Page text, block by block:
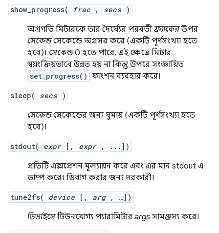
show_progress( frac , secs )
অগ্রগতি মিটারকে তার দৈর্ঘ্যের পরবর্তী ফ্র্যাকেরউপর
সেকেন্ডসেকেন্ডে অগ্রসর করে (একটি পূর্ণসংখ্যা হতে
হবে)। সেকেন্ড0 হতে পারে, এই ক্ষেত্রে মিটার
স্বয়ংক্রিয়ভাবে উন্নত হয় না কিন্তু উপরে সংজ্ঞায়িত
set_progress() ফাংশন ব্যবহার করে।
sleep( secs )
সেকেন্ডসেকেন্ডের জন্য ঘুমায় (একটি পূর্ণসংখ্যা হতে
হবে)।
stdout( expr[, expr, ...])
প্রতিটি এক্সপ্রেশন মূল্যায়ন করে এবং এর মান stdout এ
ডাম্প করে। ডিবাগ করার জন্য দরকারী।
tune2fs( device [, arg, …])
ডিভাইসেটিউনযোগ্য প্যারামিটার args সামঞ্জস্য করে।